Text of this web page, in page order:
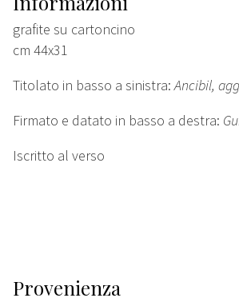
grafite su cartoncino
cm 44x31
Titolato in basso a sinistra:Ancibil,
Firmato e datato in basso a destra:
Iscritto al verso
Provenienza